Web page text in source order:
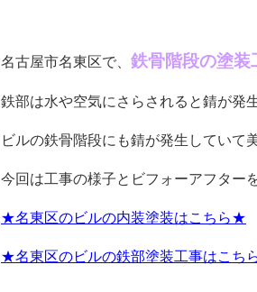
名古屋市名東区で、 鉄骨階段の塗装
鉄部は水や空気にさらされると錆が発
ビルの鉄骨階段にも錆が発生していて
今回は工事の様子とビフォーアフター
★名東区のビルの内装塗装はこちら★
★名東区のビルの鉄部塗装工事はこち